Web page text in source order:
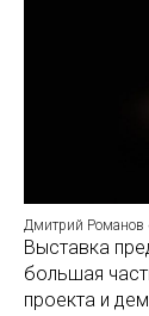
Дмитрий Романов
Выставка
большая
проекта и